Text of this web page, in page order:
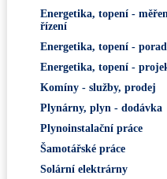
Energetika, topení -
řízení
Energetika, topení -
Energetika, topení -
Komíny - služby, prodej
Plynárny, plyn - dodávka
Plynoinstalační práce
Šamotářské práce
Solární elektrárny